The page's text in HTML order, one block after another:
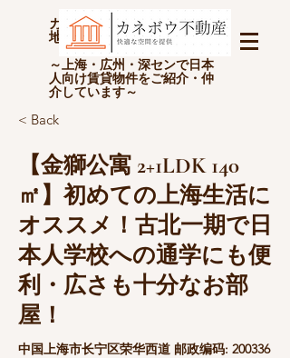
カネボウ不動産(上海金坊房
地产经纪有限公司)
～上海・広州・深センで日本
人向け賃貸物件をご紹介・仲
介しています～
< Back
【金獅公寓 2+1LDK 140
㎡】初めての上海生活に
オススメ！古北一期で日
本人学校への通学にも便
利・広さも十分なお部
屋！
中国上海市长宁区荣华西道 邮政编码: 200336